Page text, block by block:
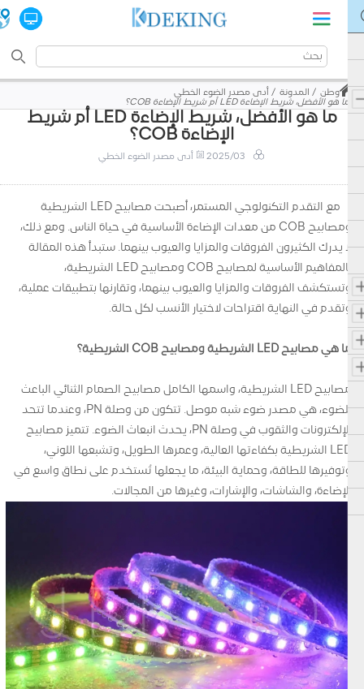
وطن المدونة
أدى مصدر الضوء الخطي
ما هو الأفضل، شريط الإضاءة LED أم شريط الإضاءة COB؟
ما هو الأفضل، شريط الإضاءة LED أم شريط
الإضاءة COB؟
2025/03 أدى مصدر الضوء الخطي
مع التقدم التكنولوجي المستمر، أصبحت مصابيح LED الشريطية
ومصابيح COB من معدات الإضاءة الأساسية في حياة الناس. ومع ذلك،
لا يدرك الكثيرون الفروقات والمزايا والعيوب بينهما. ستبدأ هذه المقالة
بالمفاهيم الأساسية لمصابيح COB ومصابيح LED الشريطية،
وتستكشف الفروقات والمزايا والعيوب بينهما، وتقارنها بتطبيقات عملية،
وتقدم في النهاية اقتراحات لاختيار الأنسب لكل حالة.
ما هي مصابيح LED الشريطية ومصابيح COB الشريطية؟
مصابيح LED الشريطية، واسمها الكامل مصابيح الصمام الثنائي الباعث
للضوء، هي مصدر ضوء شبه موصل. تتكون من وصلة PN، وعندما تتحد
الإلكترونات والثقوب في وصلة PN، يحدث انبعاث الضوء. تتميز مصابيح
LED الشريطية بكفاءتها العالية، وعمرها الطويل، وتشبعها اللوني،
وتوفيرها للطاقة، وحماية البيئة، ما يجعلها تُستخدم على نطاق واسع في
الإضاءة، والشاشات، والإشارات، وغيرها من المجالات.